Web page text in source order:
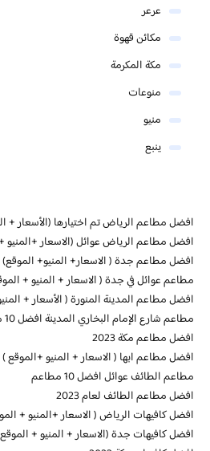
عرعر
مكائن قهوة
مكة المكرمة
منوعات
منيو
ينبع
افضل مطاعم الرياض تم اختيارها (الأسعار +
افضل مطاعم الرياض عوائل (الاسعار +المنيو
افضل مطاعم جدة ( الاسعار+ المنيو+ الموقع)
مطاعم عوائل في جدة ( الاسعار + المنيو +
افضل مطاعم المدينة المنورة ( الأسعار +
مطاعم شارع الإمام البخاري المدينة افضل 10 مطاعم ينصح بها
افضل مطاعم مكة 2023
افضل مطاعم ابها ( الاسعار + المنيو +الموقع )
مطاعم الطائف عوائل افضل 10 مطاعم
افضل مطاعم الطائف لعام 2023
افضل كافيهات الرياض ( الاسعار +المنيو +
افضل كافيهات جدة (الاسعار + المنيو +